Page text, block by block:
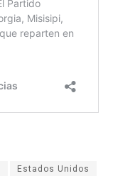
Estados Unidos